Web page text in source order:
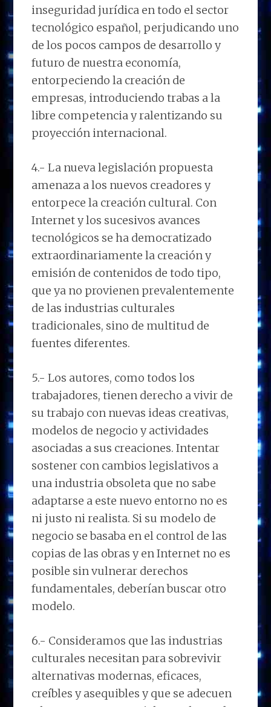
inseguridad jurídica en todo el sector
tecnológico español, perjudicando uno
de los pocos campos de desarrollo y
futuro de nuestra economía,
entorpeciendo la creación de
empresas, introduciendo trabas a la
libre competencia y ralentizando su
proyección internacional.
4.- La nueva legislación propuesta
amenaza a los nuevos creadores y
entorpece la creación cultural. Con
Internet y los sucesivos avances
tecnológicos se ha democratizado
extraordinariamente la creación y
emisión de contenidos de todo tipo,
que ya no provienen prevalentemente
de las industrias culturales
tradicionales, sino de multitud de
fuentes diferentes.
5.- Los autores, como todos los
trabajadores, tienen derecho a vivir de
su trabajo con nuevas ideas creativas,
modelos de negocio y actividades
asociadas a sus creaciones. Intentar
sostener con cambios legislativos a
una industria obsoleta que no sabe
adaptarse a este nuevo entorno no es
ni justo ni realista. Si su modelo de
negocio se basaba en el control de las
copias de las obras y en Internet no es
posible sin vulnerar derechos
fundamentales, deberían buscar otro
modelo.
6.- Consideramos que las industrias
culturales necesitan para sobrevivir
alternativas modernas, eficaces,
creíbles y asequibles y que se adecuen